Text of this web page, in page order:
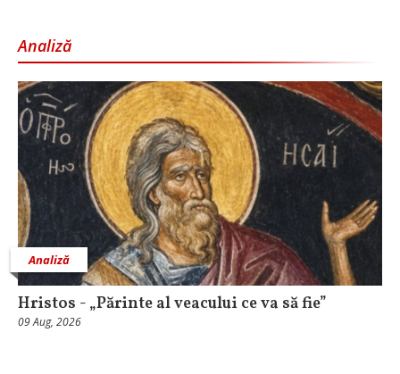
Analiză
Analiză
Hristos - „Părinte al veacului ce va să fie”
09 Aug, 2026